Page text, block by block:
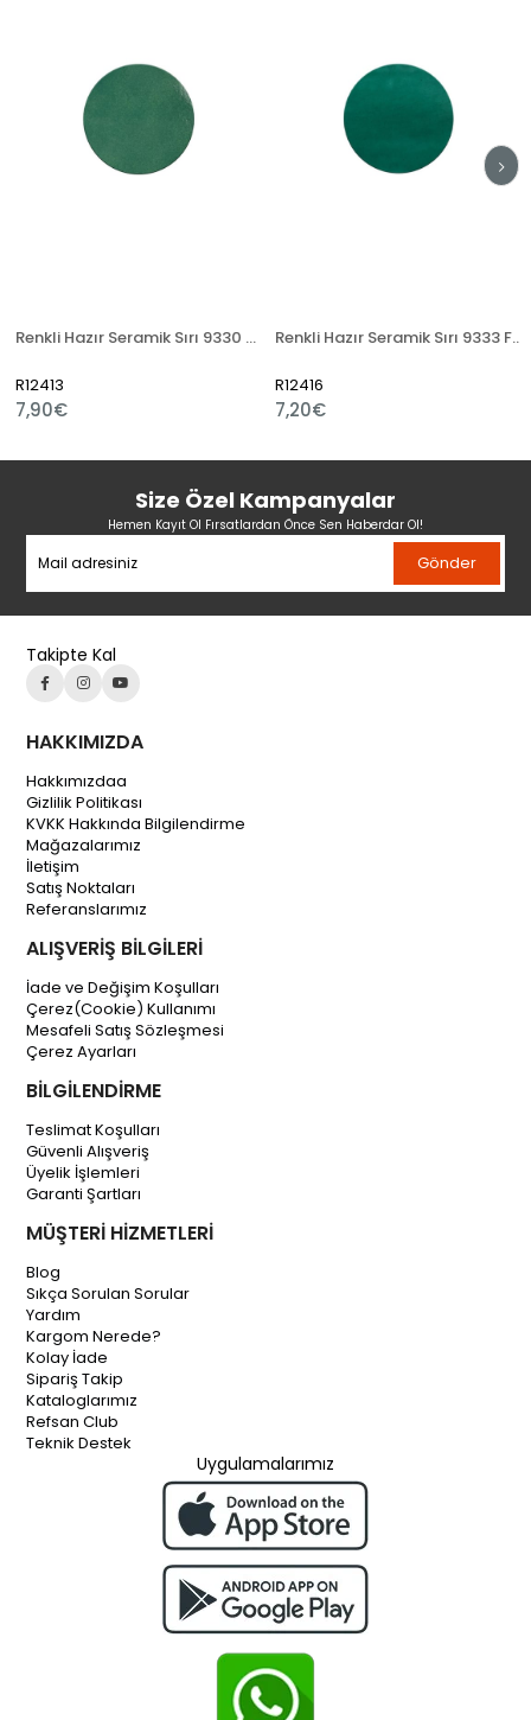
Renkli Hazır Seramik Sırı 9330 Atlantik Turkuaz
R12413
7,90€
Renkli Hazır Seramik Sırı 9333 Forest Yeşil
R12416
7,20€
Size Özel Kampanyalar
Hemen Kayıt Ol Fırsatlardan Önce Sen Haberdar Ol!
Gönder
Takipte Kal
HAKKIMIZDA
Hakkımızdaa
Gizlilik Politikası
KVKK Hakkında Bilgilendirme
Mağazalarımız
İletişim
Satış Noktaları
Referanslarımız
ALIŞVERİŞ BİLGİLERİ
İade ve Değişim Koşulları
Çerez(Cookie) Kullanımı
Mesafeli Satış Sözleşmesi
Çerez Ayarları
BİLGİLENDİRME
Teslimat Koşulları
Güvenli Alışveriş
Üyelik İşlemleri
Garanti Şartları
MÜŞTERİ HİZMETLERİ
Blog
Sıkça Sorulan Sorular
Yardım
Kargom Nerede?
Kolay İade
Sipariş Takip
Kataloglarımız
Refsan Club
Teknik Destek
Uygulamalarımız